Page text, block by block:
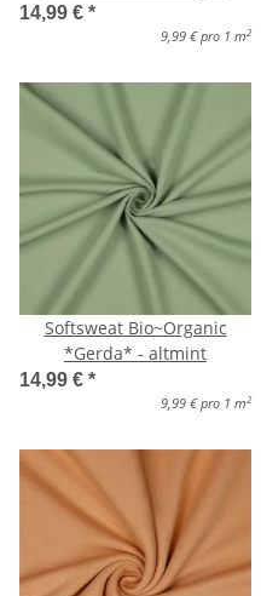
14,99 € *
9,99 € pro 1 m 2
Softsweat Bio~Organic
*Gerda* - altmint
14,99 € *
9,99 € pro 1 m 2